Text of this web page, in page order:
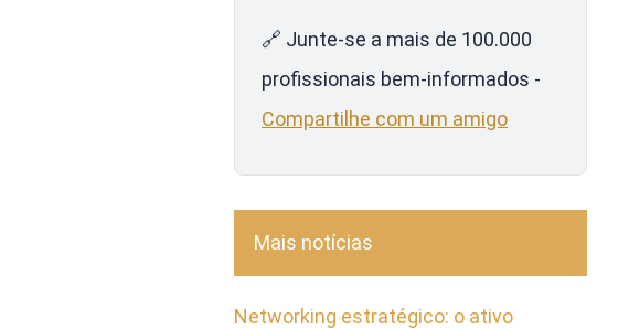
🔗 Junte-se a mais de 100.000
profissionais bem-informados -
Compartilhe com um amigo
Mais notícias
Networking estratégico: o ativo